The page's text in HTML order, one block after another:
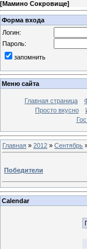
[Мамино Сокровище]
Форма входа
Логин:
Пароль:
запомнить
Меню сайта
Главная страница
Просто вкусно
Главная » 2012 » Сентябрь
Победители
Calendar